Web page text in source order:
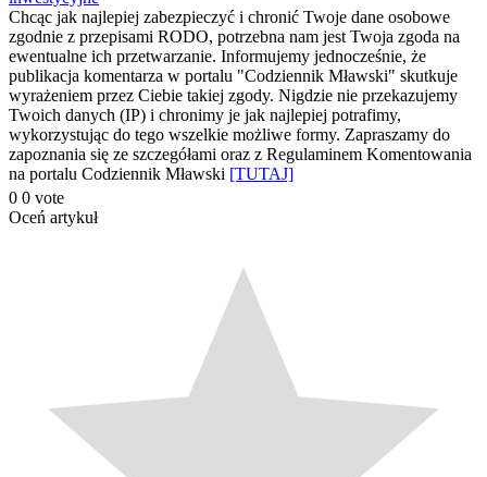
Chcąc jak najlepiej zabezpieczyć i chronić Twoje dane osobowe
zgodnie z przepisami RODO, potrzebna nam jest Twoja zgoda na
ewentualne ich przetwarzanie. Informujemy jednocześnie, że
publikacja komentarza w portalu "Codziennik Mławski" skutkuje
wyrażeniem przez Ciebie takiej zgody. Nigdzie nie przekazujemy
Twoich danych (IP) i chronimy je jak najlepiej potrafimy,
wykorzystując do tego wszelkie możliwe formy. Zapraszamy do
zapoznania się ze szczegółami oraz z Regulaminem Komentowania
na portalu Codziennik Mławski [TUTAJ]
0 0 vote
Oceń artykuł